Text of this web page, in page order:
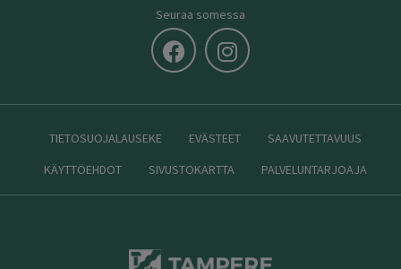
Seuraa somessa
TIETOSUOJALAUSEKE EVÄSTEET
SAAVUTETTAVUUS
KÄYTTÖEHDOT
SIVUSTOKARTTA PALVELUNTARJOAJA